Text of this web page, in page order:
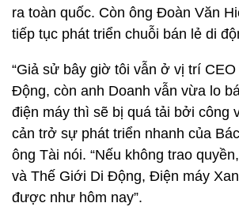
ra toàn quốc. Còn ông Đoàn Văn
tiếp tục phát triển chuỗi bán lẻ di
“Giả sử bây giờ tôi vẫn ở vị trí
Động, còn anh Doanh vẫn vừa lo
điện máy thì sẽ bị quá tải bởi công
cản trở sự phát triển nhanh của
ông Tài nói. “Nếu không trao
và Thế Giới Di Động, Điện máy
được như hôm nay”.